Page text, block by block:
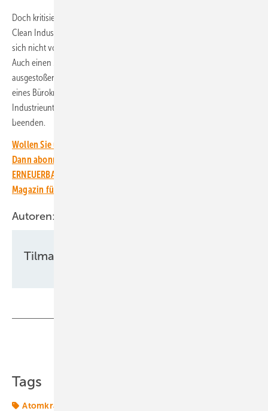
Doch kritisieren diese auch, dass die Kommission mit dem neuen
Clean Industrial Deal Mininuklearreaktoren als sauber werten will oder
sich nicht von mit fossilem Erdgas erzeugtem Wasserstoff abgrenzt.
Auch einen Markt für das hochumstrittene Sammeln von
ausgestoßenem CO2 soll der neue Deal fördern lassen und im Zuge
eines Bürokratieabbaus für den allergrößten Teil der
Industrieunternehmen einige Berichtspflichten für Umweltstandards
beenden.
Wollen Sie über die Energiewende auf dem Laufenden bleiben?
Dann abonnieren Sie einfach den kostenlosen Newsletter von
ERNEUERBARE ENERGIEN – dem größten verbandsunabhängigen
Magazin für erneuerbare Energien in Deutschland!
Autoren:
Tilman Weber
Tags
Atomkraft